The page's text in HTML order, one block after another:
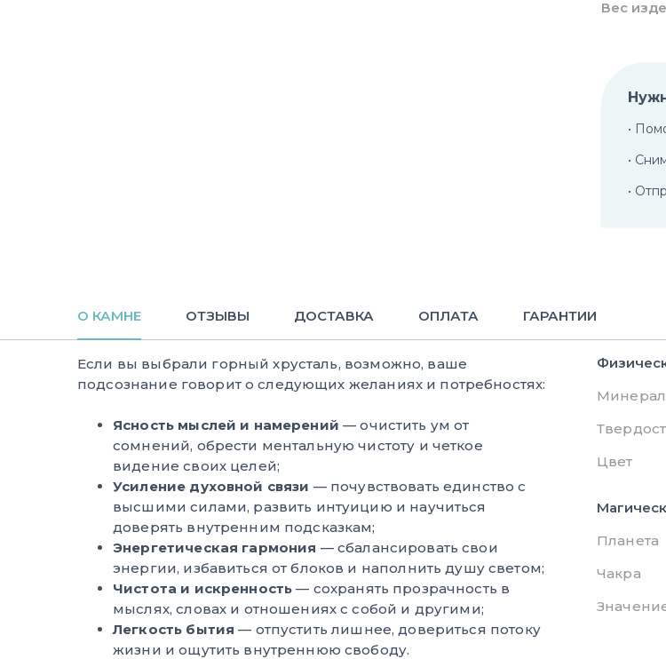
Вес
•
•
•
О КАМНЕ ОТЗЫВЫ ДОСТАВКА ОПЛАТА ГАРАНТИИ
Если вы выбрали горный хрусталь, возможно, ваше
подсознание говорит о следующих желаниях и потребностях:
Ясность мыслей и намерений — очистить ум от
сомнений, обрести ментальную чистоту и четкое
видение своих целей;
Усиление духовной связи — почувствовать единство с
высшими силами, развить интуицию и научиться
доверять внутренним подсказкам;
Энергетическая гармония — сбалансировать свои
энергии, избавиться от блоков и наполнить душу светом;
Чистота и искренность — сохранять прозрачность в
мыслях, словах и отношениях с собой и другими;
Легкость бытия — отпустить лишнее, довериться потоку
жизни и ощутить внутреннюю свободу.
Минерал
Цвет
Планета
Чакра